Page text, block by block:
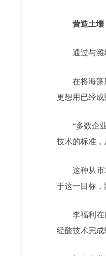
营造土壤
通过与潍
在将海
更想用已经成
“多数企
技术的标准，
这种从
于这一目标，
李福利
经酸技术完成